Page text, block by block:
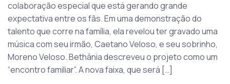
colaboração especial que está gerando grande
expectativa entre os fãs. Em uma demonstração do
talento que corre na família, ela revelou ter gravado uma
música com seu irmão, Caetano Veloso, e seu sobrinho,
Moreno Veloso. Bethânia descreveu o projeto como um
“encontro familiar”. A nova faixa, que será […]